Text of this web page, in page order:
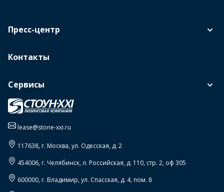
Пресс-центр
Контакты
Сервисы
lease@stone-xxi.ru
117638, г. Москва,ул. Одесская, д. 2
454006, г. Челябинск,л. Российская, д. 110, стр. 2, оф 305
600000, г. Владимир,ул. Спасская, д. 4, пом. 8